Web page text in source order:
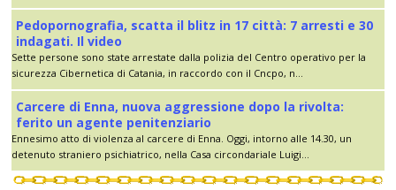
Pedopornografia, scatta il blitz in 17 città: 7 arresti e 30
indagati. Il video
Sette persone sono state arrestate dalla polizia del Centro operativo per la
sicurezza Cibernetica di Catania, in raccordo con il Cncpo, n...
Carcere di Enna, nuova aggressione dopo la rivolta:
ferito un agente penitenziario
Ennesimo atto di violenza al carcere di Enna. Oggi, intorno alle 14.30, un
detenuto straniero psichiatrico, nella Casa circondariale Luigi...